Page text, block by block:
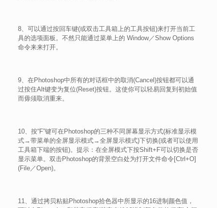
8、可以通过按回车键(或双击工具箱上的工具按钮)来打开当前工
具的选项面板。不然只能通过菜单上的 Window／Show Options
命令来来打开。
9、在Photoshop中所有的对话框中的取消(Cancel)按钮都可以通
过按住Alt键变为复位(Reset)按钮。这使你可以轻易回复到初始值
而毋须取消重来。
10、按“F”键可在Photoshop的三种不同屏幕显示方式(标准显示模
式→带菜单的全屏显示模式→全屏显示模式)下切换(或者可以使用
工具箱下端的按钮)。提示：在全屏模式下按Shift+F可以切换是否
显示菜单。双击Photoshop的背景空白处为打开文件命令[Ctrl+O]
(File／Open)。
11、通过拷贝粘贴Photoshop拾色器中所显示的16进制颜色值，